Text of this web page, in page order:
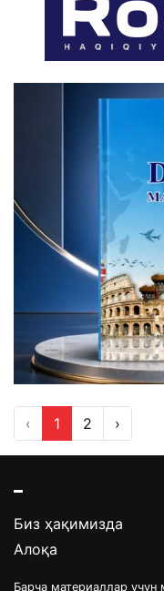
‹ 1 2 ›
Биз ҳақимизда
Алоқа
Барча материаллар учун